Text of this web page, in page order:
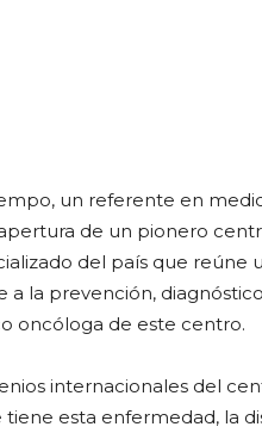
un referente en
de un pionero
del país que reúne
la prevención,
oncóloga de este centro.
internacionales del
tiene esta enfermedad, la